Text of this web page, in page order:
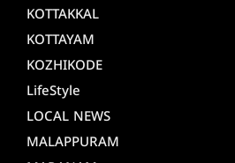
KOTTAKKAL
KOTTAYAM
KOZHIKODE
LifeStyle
LOCAL NEWS
MALAPPURAM